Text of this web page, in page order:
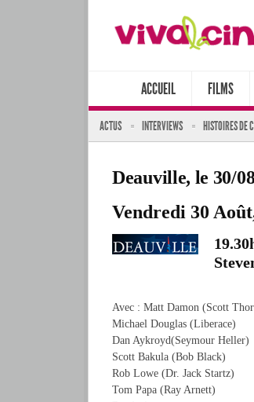
ACCUEIL FILMS
ACTUS INTERVIEWS HISTOIRES DE
Deauville, le 30/
Vendredi 30
Avec : Matt Damon (Scott
Michael Douglas (Liberace)
Dan Aykroyd(Seymour Heller)
Scott Bakula (Bob Black)
Rob Lowe (Dr. Jack Startz)
Tom Papa (Ray Arnett)